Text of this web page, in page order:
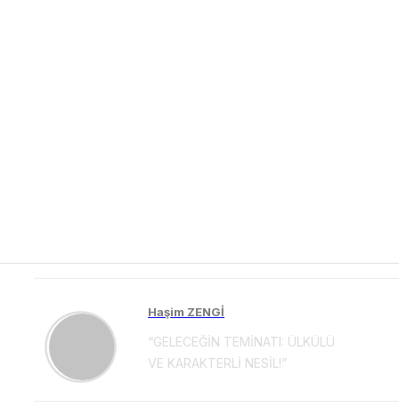
Haşim ZENGİ
“GELECEĞİN TEMİNATI: ÜLKÜLÜ
VE KARAKTERLİ NESİL!”